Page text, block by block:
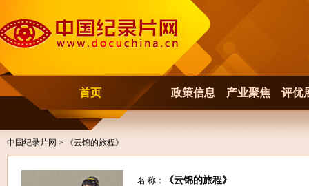
首页 政策信息 产业聚焦 评优
中国纪录片网 > 《云锦的旅程》
名 称： 《云锦的旅程》